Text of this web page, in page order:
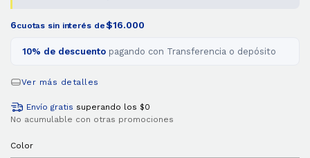
6cuotas sin interés de$16.000
10% de descuento pagando con Transferencia o depósito
Ver más detalles
Envío gratis superando los $0
No acumulable con otras promociones
Color